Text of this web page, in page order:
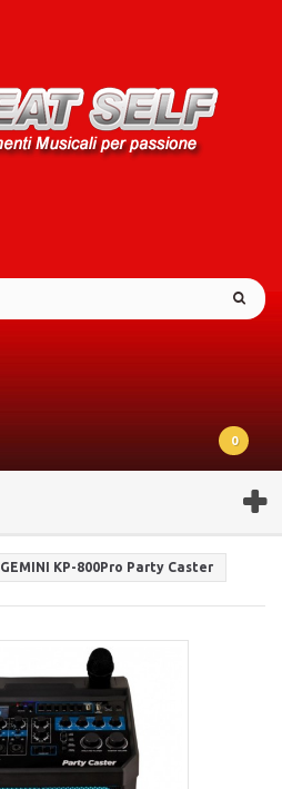
0
GEMINI KP-800Pro Party Caster